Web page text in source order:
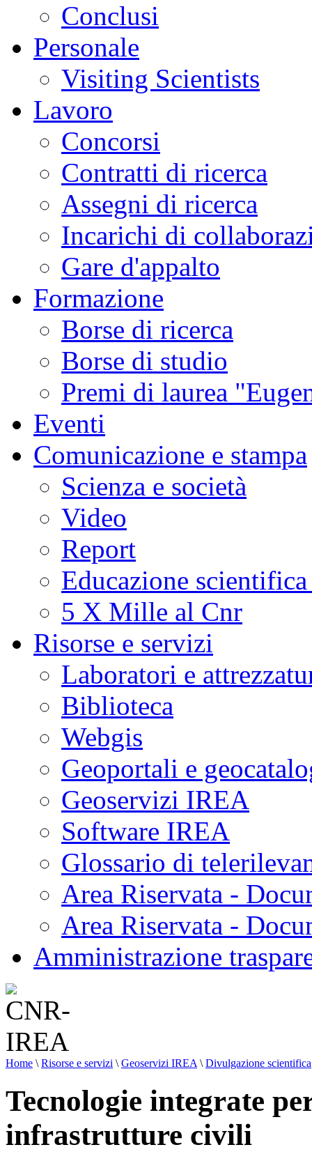
Conclusi
Personale
Visiting Scientists
Lavoro
Concorsi
Contratti di ricerca
Assegni di ricerca
Incarichi di
Gare d'appalto
Formazione
Borse di ricerca
Borse di studio
Premi di laurea
Eventi
Comunicazione e stampa
Scienza e società
Video
Report
Educazione
5 X Mille al Cnr
Risorse e servizi
Laboratori e
Biblioteca
Webgis
Geoportali e
Geoservizi IREA
Software IREA
Glossario di
Area Riservata -
Area Riservata -
Amministrazione
Home \ Risorse e servizi \ Geoservizi IREA \ Divulgazione scientifica
Tecnologie integrate
infrastrutture civili